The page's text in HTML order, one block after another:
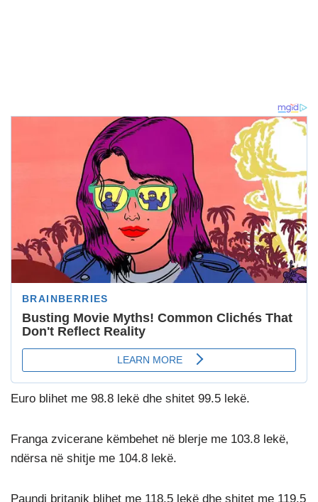
Euro blihet me 98.8 lekë dhe shitet 99.5 lekë.
Franga zvicerane këmbehet në blerje me 103.8 lekë,
ndërsa në shitje me 104.8 lekë.
Paundi britanik blihet me 118.5 lekë dhe shitet me 119.5